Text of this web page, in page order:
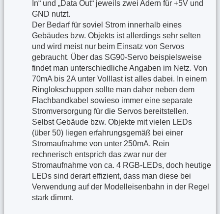
In“ und „Data Out“ jeweils zwei Adern für +5V und
GND nutzt.
Der Bedarf für soviel Strom innerhalb eines
Gebäudes bzw. Objekts ist allerdings sehr selten
und wird meist nur beim Einsatz von Servos
gebraucht. Über das SG90-Servo beispielsweise
findet man unterschiedliche Angaben im Netz. Von
70mA bis 2A unter Volllast ist alles dabei. In einem
Ringlokschuppen sollte man daher neben dem
Flachbandkabel sowieso immer eine separate
Stromversorgung für die Servos bereitstellen.
Selbst Gebäude bzw. Objekte mit vielen LEDs
(über 50) liegen erfahrungsgemäß bei einer
Stromaufnahme von unter 250mA. Rein
rechnerisch entsprich das zwar nur der
Stromaufnahme von ca. 4 RGB-LEDs, doch heutige
LEDs sind derart effizient, dass man diese bei
Verwendung auf der Modelleisenbahn in der Regel
stark dimmt.